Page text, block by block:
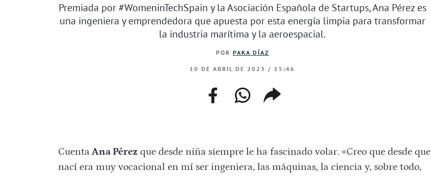
Premiada por #WomeninTechSpain y la Asociación Española de Startups, Ana Pérez es
una ingeniera y emprendedora que apuesta por esta energía limpia para transformar
la industria marítima y la aeroespacial.
POR PAKA DÍAZ
10 DE ABRIL DE 2023 / 15:46
facebookwhatsapp
web
copiar
enlace
CuentaAna Pérezque desde niña siempre le ha fascinado volar. «Creo que desde que
nací era muy vocacional en mí ser ingeniera, las máquinas, la ciencia y, sobre todo,